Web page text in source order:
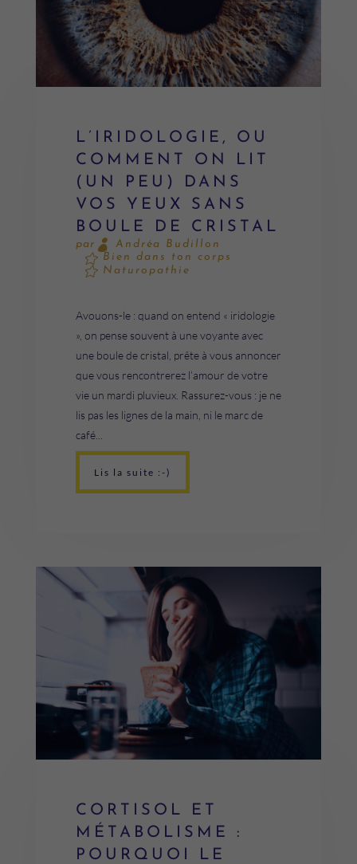
L’IRIDOLOGIE, OU
COMMENT ON LIT
(UN PEU) DANS
VOS YEUX SANS
BOULE DE CRISTAL
par
Andréa Budillon
Bien dans ton corps
Naturopathie
Avouons-le : quand on entend « iridologie
», on pense souvent à une voyante avec
une boule de cristal, prête à vous annoncer
que vous rencontrerez l’amour de votre
vie un mardi pluvieux. Rassurez-vous : je ne
lis pas les lignes de la main, ni le marc de
café...
Lis la suite :-)
CORTISOL ET
MÉTABOLISME :
POURQUOI LE